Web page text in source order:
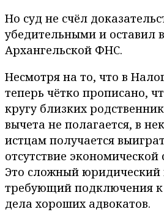
Но суд не счёл
убедительными и оставил
Архангельской ФНС.
Несмотря на то, что в
теперь чётко прописано,
кругу близких
вычета не полагается, в
истцам получается
отсутствие
Это сложный юридический
требующий подключения
дела хороших адвокатов.